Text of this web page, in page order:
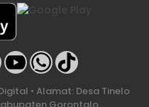
• Alamat: Desa Tinelo